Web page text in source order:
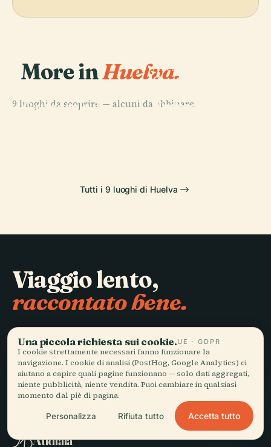
More inHuelva.
9 luoghi da scoprire — alcuni da abbinare.
Cattedrale di
Nuevo
PLACE
Centro di
Archeologica di
Tutti i 9 luoghi di Huelva
Viaggio lento,
raccontato bene.
RESTA AGGIORNATO
Iscriviti
Audiala
Una piccola richiesta sui cookie.UE · GDPR
I cookie strettamente necessari fanno funzionare la
navigazione. I cookie di analisi (PostHog, Google Analytics) ci
aiutano a capire quali pagine funzionano — solo dati aggregati,
niente pubblicità, niente vendita. Puoi cambiare in qualsiasi
momento dal piè di pagina.
Personalizza Rifiuta tutto Accetta tutto